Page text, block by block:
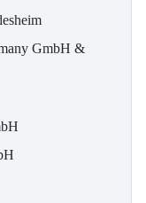
GmbH &